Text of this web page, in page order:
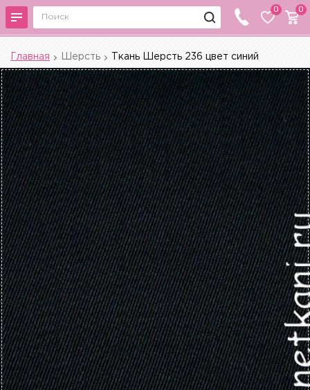
0 0
Главная Шерсть Ткань Шерсть 236 цвет синий